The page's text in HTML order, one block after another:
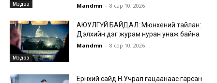
Мэдээ Mandmn - 8 сар 10, 2026
Мэдээ
АЮУЛГҮЙ БАЙДАЛ: Мюнхений тайлан:
Дэлхийн дэг журам нуран унаж байна
Mandmn - 8 сар 10, 2026
Ерөнхий сайд Н.Учрал гацаанаас гарсан